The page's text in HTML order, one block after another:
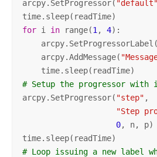
arcpy.SetProgressor( "default"
for i in range(1 , 4):
    arcpy.SetProgressorLabel(
    arcpy.AddMessage(
# Setup the progressor
arcpy.SetProgressor( "step" ,
"Step
0, n, p)
# Loop issuing a new label